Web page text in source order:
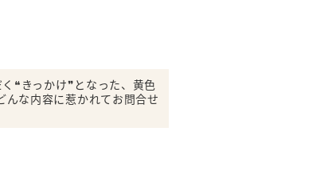
❝きっかけ❞となった、黄色
んな内容に惹かれてお問合せ